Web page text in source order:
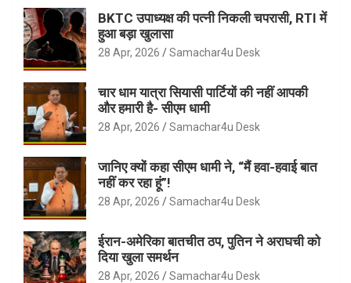
BKTC उपाध्यक्ष की पत्नी निकली चपरासी, RTI में
हुआ बड़ा खुलासा
28 Apr, 2026 Samachar4u Desk
चार धाम यात्रा सियासी पार्टियों की नहीं आपकी
और हमारी है- सीएम धामी
28 Apr, 2026 Samachar4u Desk
जानिए क्यों कहा सीएम धामी ने, “मैं हवा-हवाई बात
नहीं कर रहा हूं”!
28 Apr, 2026 Samachar4u Desk
ईरान-अमेरिका बातचीत ठप, पुतिन ने अराघची को
दिया खुला समर्थन
28 Apr, 2026 Samachar4u Desk